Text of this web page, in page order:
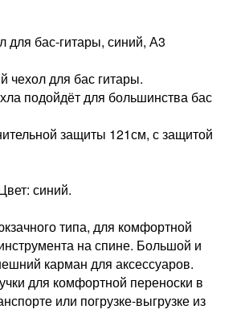
для бас-гитары, синий, А3
чехол для бас гитары.
подойдёт для большинства бас
защиты 121см, с защитой
синий.
типа, для комфортной
на спине. Большой и
карман для аксессуаров.
для комфортной переноски в
или погрузке-выгрузке из